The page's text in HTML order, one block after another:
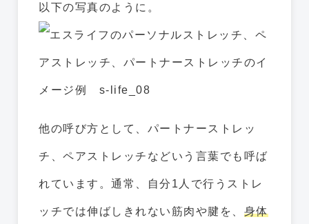
以下の写真のように。
他の呼び方として、パートナーストレッ
チ、ペアストレッチなどいう言葉でも呼ば
れています。通常、自分1人で行うストレ
ッチでは伸ばしきれない筋肉や腱を、 身体